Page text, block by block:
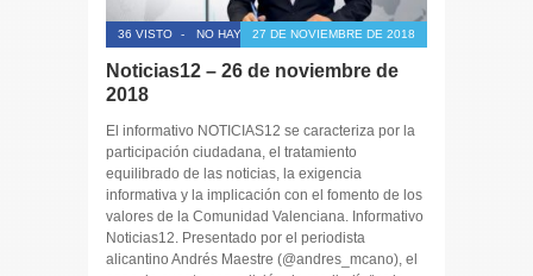
36 VISTO - NO HAY COMENTARIOS
27 DE NOVIEMBRE DE 2018
Noticias12 – 26 de noviembre de
2018
El informativo NOTICIAS12 se caracteriza por la
participación ciudadana, el tratamiento
equilibrado de las noticias, la exigencia
informativa y la implicación con el fomento de los
valores de la Comunidad Valenciana. Informativo
Noticias12. Presentado por el periodista
alicantino Andrés Maestre (@andres_mcano), el